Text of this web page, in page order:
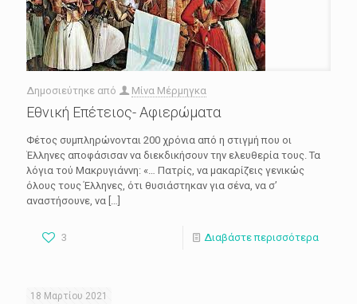
Δημοσιεύτηκε από Μίνα Μέρμηγκα
Εθνική Επέτειος- Αφιερώματα
Φέτος συμπληρώνονται 200 χρόνια από η στιγμή που οι
Έλληνες αποφάσισαν να διεκδικήσουν την ελευθερία τους. Τα
λόγια τού Μακρυγιάννη: «… Πατρίς, να μακαρίζεις γενικώς
όλους τους Έλληνες, ότι θυσιάστηκαν για σένα, να σ’
αναστήσουνε, να […]
3 Διαβάστε περισσότερα
18 Μαρτίου 2021